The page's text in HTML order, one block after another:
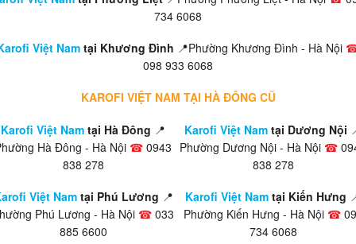
734 6068
Việt Nam tại Khương Đình 📍Phường Khương Đình - Hà Nội
098 933 6068
KAROFI VIỆT NAM TẠI HÀ ĐÔNG CŨ
Karofi Việt Nam tại Hà Đông 📍
Hà Đông - Hà Nội ☎ 0943
838 278
Karofi Việt Nam tại Dương Nội
Phường Dương Nội - Hà Nội ☎
838 278
Việt Namtại Phú Lương 📍
Phú Lương - Hà Nội ☎ 033
885 6600
Karofi Việt Nam tại Kiến Hưng
Phường Kiến Hưng - Hà Nội ☎
734 6068